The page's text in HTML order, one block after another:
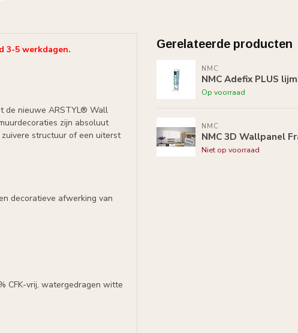
3-5 werkdagen.
de nieuwe ARSTYL® Wall
zijn absoluut
structuur of een uiterst
decoratieve afwerking van
CFK-vrij, watergedragen witte
Gerelateerde producten
NMC
NMC Adefix PLUS
Op voorraad
NMC
NMC 3D Wallpanel
Niet op voorraad